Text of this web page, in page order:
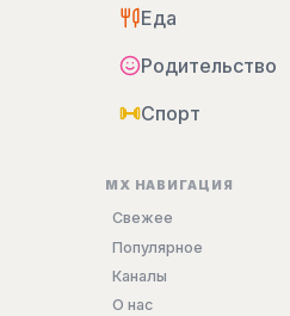
Еда
Родительство
Спорт
MX НАВИГАЦИЯ
Свежее
Популярное
Каналы
О нас